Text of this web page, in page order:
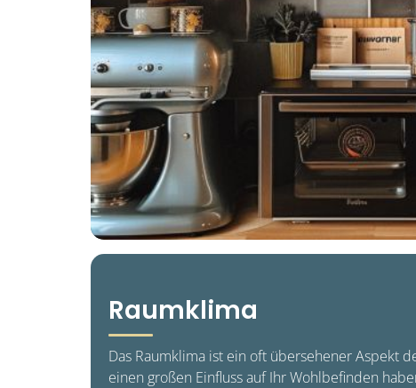
Raumklima
Das Raumklima ist ein oft übersehener Aspekt
einen großen Einfluss auf Ihr Wohlbefinden